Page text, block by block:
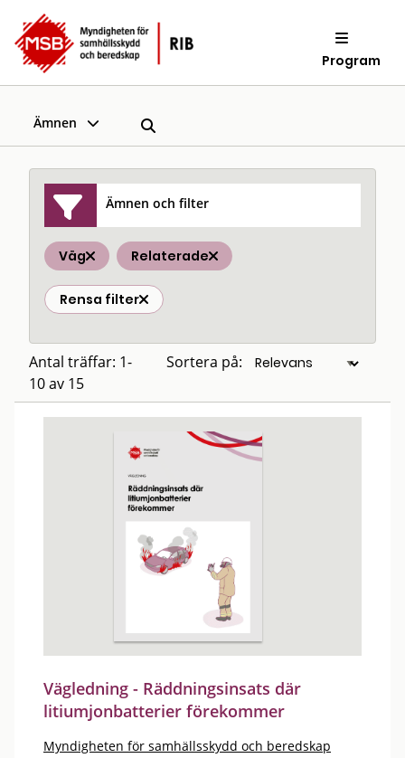
Program
Ämnen
Ämnen och filter
Väg Relaterade
Rensa filter
Antal träffar: 1-
10 av 15
Sortera på:
Vägledning - Räddningsinsats där
litiumjonbatterier förekommer
Myndigheten för samhällsskydd och beredskap